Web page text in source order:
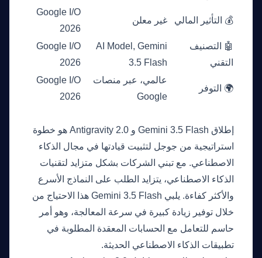
💰 التأثير المالي غير معلن
Google I/O
2026
🤖 التصنيف
التقني
AI Model, Gemini
3.5 Flash
Google I/O
2026
🌍 التوفر
عالمي، عبر منصات
Google
Google I/O
2026
إطلاق Gemini 3.5 Flash و Antigravity 2.0 هو خطوة
استراتيجية من جوجل لتثبيت قيادتها في مجال الذكاء
الاصطناعي. مع تبني الشركات بشكل متزايد لتقنيات
الذكاء الاصطناعي، يتزايد الطلب على النماذج الأسرع
والأكثر كفاءة. يلبي Gemini 3.5 Flash هذا الاحتياج من
خلال توفير زيادة كبيرة في سرعة المعالجة، وهو أمر
حاسم للتعامل مع الحسابات المعقدة المطلوبة في
تطبيقات الذكاء الاصطناعي الحديثة.